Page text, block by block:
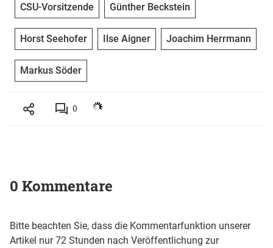
CSU-Vorsitzende Günther Beckstein
Horst Seehofer Ilse Aigner Joachim Herrmann
Markus Söder
0
0 Kommentare
Bitte beachten Sie, dass die Kommentarfunktion unserer
Artikel nur 72 Stunden nach Veröffentlichung zur